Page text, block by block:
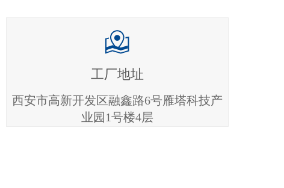
工厂地址
西安市高新开发区融鑫路6号雁塔科技产
业园1号楼4层